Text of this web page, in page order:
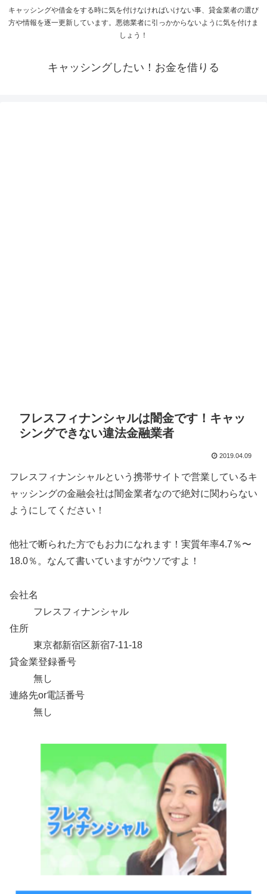
キャッシングや借金をする時に気を付けなければいけない事、貸金業者の選び
方や情報を逐一更新しています。悪徳業者に引っかからないように気を付けま
しょう！
キャッシングしたい！お金を借りる
フレスフィナンシャルは闇金です！キャッ
シングできない違法金融業者
2019.04.09
フレスフィナンシャルという携帯サイトで営業しているキ
ャッシングの金融会社は闇金業者なので絶対に関わらない
ようにしてください！
他社で断られた方でもお力になれます！実質年率4.7％〜
18.0％。なんて書いていますがウソですよ！
会社名
フレスフィナンシャル
住所
東京都新宿区新宿7-11-18
貸金業登録番号
無し
連絡先or電話番号
無し